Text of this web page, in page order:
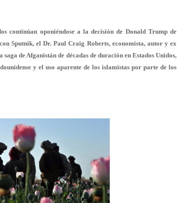
continúan oponiéndose a la decisión de Donald Trump de
Sputnik, el Dr. Paul Craig Roberts, economista, autor y ex
de Afganistán de décadas de duración en Estados Unidos,
y el uso aparente de los islamistas por parte de los